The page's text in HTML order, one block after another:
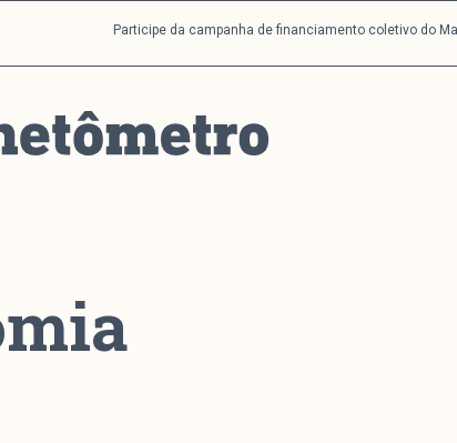
Participe da campanha de financiamento coletivo do